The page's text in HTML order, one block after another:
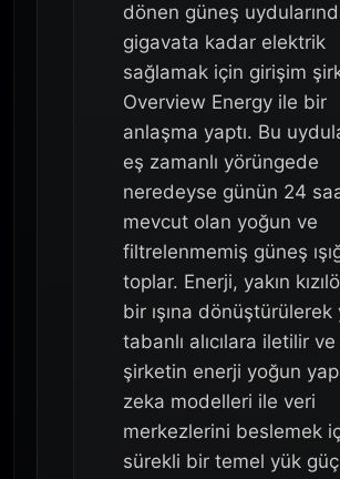
dönen güneş
gigavata kadar elektrik
sağlamak için girişim
Overview Energy ile bir
anlaşma yaptı. Bu
eş zamanlı yörüngede
neredeyse günün 24
mevcut olan yoğun ve
filtrelenmemiş güneş
toplar. Enerji, yakın
bir ışına dönüştürülerek
tabanlı alıcılara iletilir ve
şirketin enerji yoğun
zeka modelleri ile veri
merkezlerini beslemek
sürekli bir temel yük güç